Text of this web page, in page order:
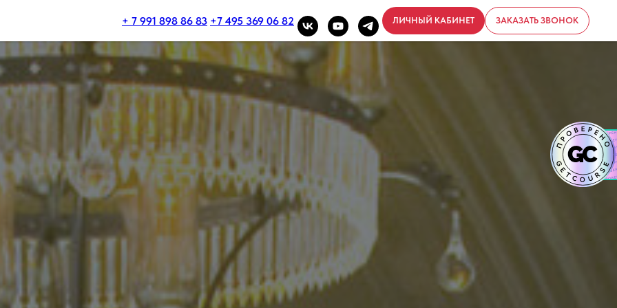
+ 7 991 898 86 83 +7 495 369 06 82 ЛИЧНЫЙ КАБИНЕТ ЗАКАЗАТЬ ЗВОНОК